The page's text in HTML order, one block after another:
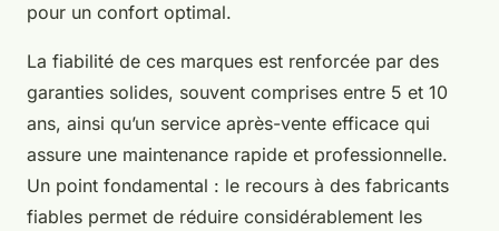
pour un confort optimal.
La fiabilité de ces marques est renforcée par des
garanties solides, souvent comprises entre 5 et 10
ans, ainsi qu’un service après-vente efficace qui
assure une maintenance rapide et professionnelle.
Un point fondamental : le recours à des fabricants
fiables permet de réduire considérablement les